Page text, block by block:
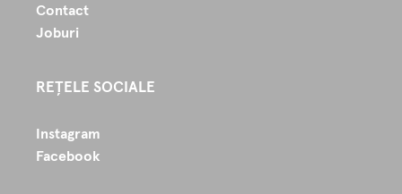
Contact
Joburi
REȚELE SOCIALE
Instagram
Facebook